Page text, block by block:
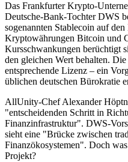
Das Frankfurter Krypto-
Deutsche-Bank-Tochter DWS
sogenannten Stablecoin auf
Kryptowährungen Bitcoin und
Kursschwankungen berüchtigt
den gleichen Wert behalten.
entsprechende Lizenz – ein
üblichen deutschen Bürokratie
AllUnity-Chef Alexander
"entscheidenden Schritt in
Finanzinfrastruktur". DWS-
sieht eine "Brücke zwischen
Finanzökosystemen". Doch
Projekt?